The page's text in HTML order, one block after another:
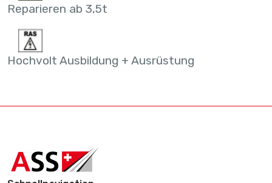
Reparieren ab 3,5t
Hochvolt Ausbildung + Ausrüstung